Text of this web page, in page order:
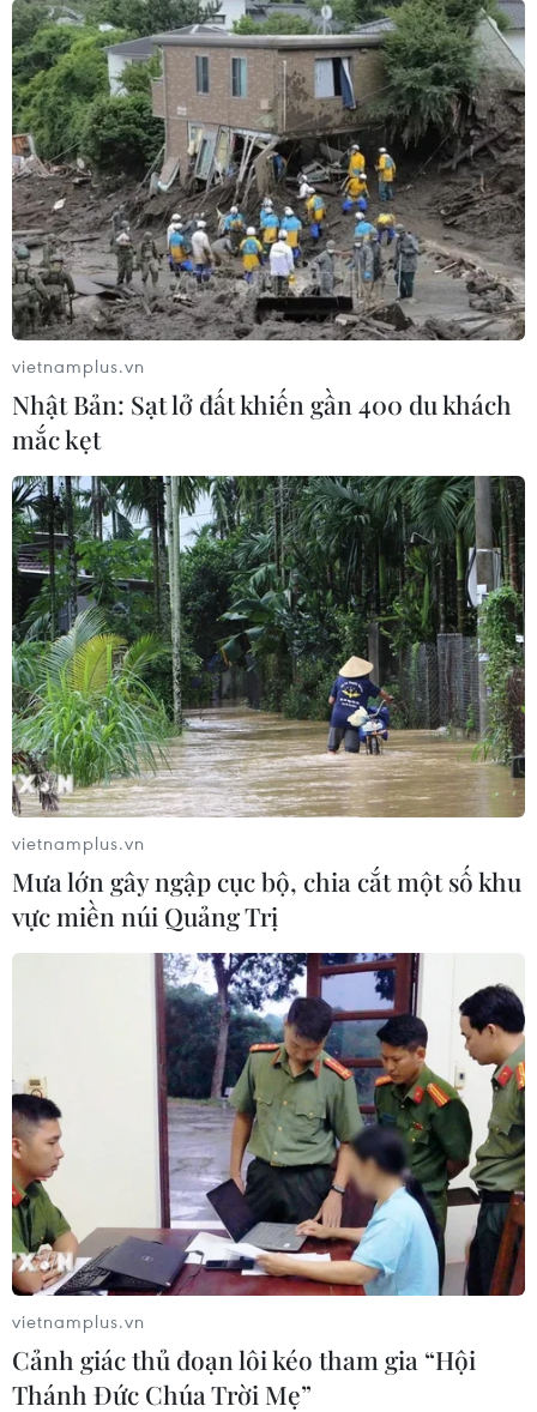
'Vạch mặt' các thủ đoạn lừa đảo giao dịch
ngân hàng điện tử
26/03/2019 08:07
Các ngân hàng khuyến cáo khách hàng không truy cập
vào các đường link lạ, cẩn thận với những email, tin
nhắn hoặc các cuộc gọi thông báo trúng thưởng, nhận
tiền.
vietnamplus.vn
Nhật Bản: Sạt lở đất khiến gần 400 du khách
mắc kẹt
vietnamplus.vn
Mưa lớn gây ngập cục bộ, chia cắt một số khu
vực miền núi Quảng Trị
vietnamplus.vn
Cảnh giác thủ đoạn lôi kéo tham gia “Hội
Thánh Đức Chúa Trời Mẹ”